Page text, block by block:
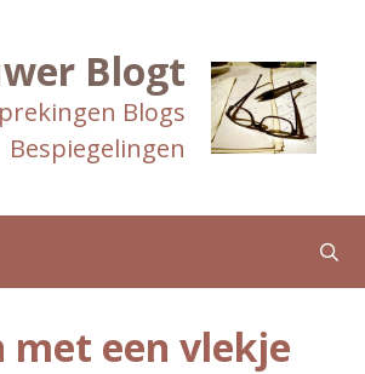
Blogt
Blogs
Bespiegelingen
met een vlekje